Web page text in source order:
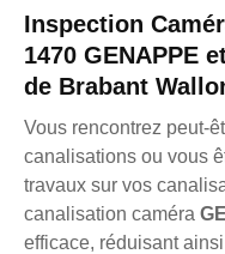
Inspection
1470 GENAPPE
de Brabant
Vous rencontrez peut-
canalisations ou vous
travaux sur vos
canalisation caméra
efficace, réduisant